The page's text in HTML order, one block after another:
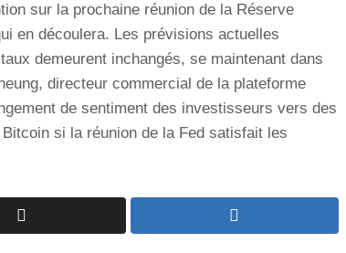
sur la prochaine réunion de la Réserve
en découlera. Les prévisions actuelles
demeurent inchangés, se maintenant dans
directeur commercial de la plateforme
de sentiment des investisseurs vers des
si la réunion de la Fed satisfait les